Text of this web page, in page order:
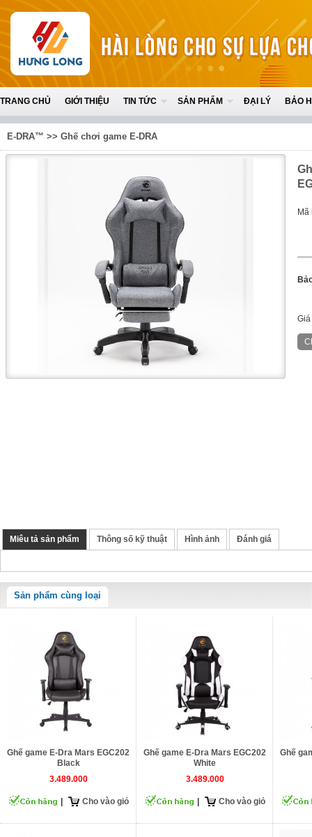
TRANG CHỦ GIỚI THIỆU TIN TỨC SẢN PHẨM ĐẠI LÝ BẢO
E-DRA™ >> Ghế chơi game E-DRA
Mã
Miêu tả sản phẩm Thông số kỹ thuật Hình ảnh Đánh giá
Sản phẩm cùng loại
Ghế game E-Dra Mars EGC202
Black
3.489.000
Cho vào giỏ
Ghế game E-Dra Mars EGC202
White
3.489.000
Cho vào giỏ
Ghế